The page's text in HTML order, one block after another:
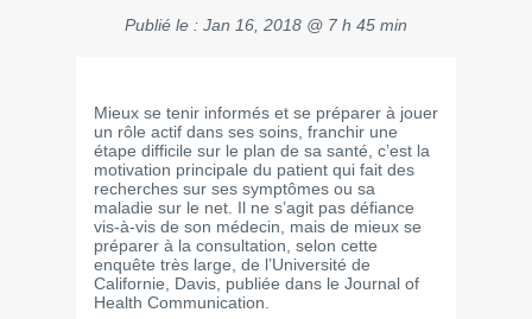
Publié le : Jan 16, 2018 @ 7 h 45 min
Mieux se tenir informés et se préparer à jouer
un rôle actif dans ses soins, franchir une
étape difficile sur le plan de sa santé, c’est la
motivation principale du patient qui fait des
recherches sur ses symptômes ou sa
maladie sur le net. Il ne s’agit pas défiance
vis-à-vis de son médecin, mais de mieux se
préparer à la consultation, selon cette
enquête très large, de l’Université de
Californie, Davis, publiée dans le Journal of
Health Communication.